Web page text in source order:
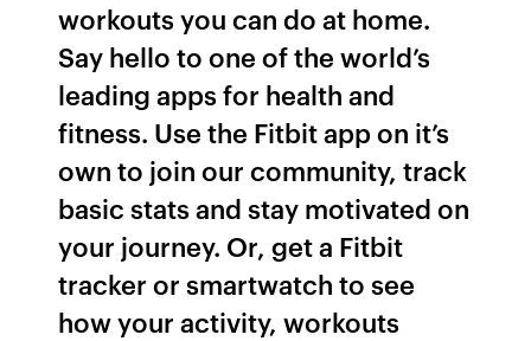
workouts you can do at home.
Say hello to one of the world’s
leading apps for health and
fitness. Use the Fitbit app on it’s
own to join our community, track
basic stats and stay motivated on
your journey. Or, get a Fitbit
tracker or smartwatch to see
how your activity, workouts